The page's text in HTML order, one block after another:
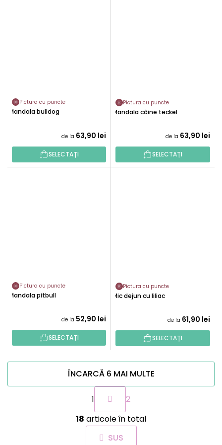
Pictura cu puncte
Mandala bulldog
de la 63,90 lei
SELECTAȚI
Pictura cu puncte
Mandala câine teckel
de la 63,90 lei
SELECTAȚI
Pictura cu puncte
Mandala pitbull
de la 52,90 lei
SELECTAȚI
Pictura cu puncte
Mic dejun cu liliac
de la 61,90 lei
SELECTAȚI
C
o
n
ÎNCARCĂ 6 MAI MULTE
P
a
g
i
n
a
1
2
18 articole în total
SUS